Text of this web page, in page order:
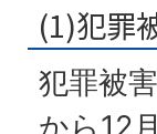
(1)犯罪
犯罪被